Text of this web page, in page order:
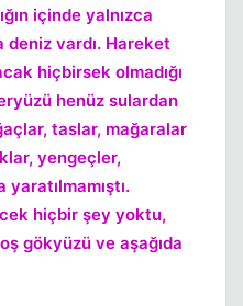
içinde yalnızca
deniz vardı. Hareket
hiçbirsek olmadığı
henüz sulardan
taslar, mağaralar
yengeçler,
hiçbir şey yoktu,
gökyüzü ve aşağıda